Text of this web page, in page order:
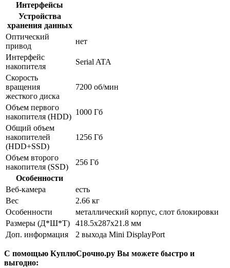
Интерфейсы
Устройства
хранения данных
Оптический
привод
нет
Интерфейс
накопителя
Serial ATA
Скорость
вращения
жесткого диска
7200 об/мин
Объем первого
накопителя (HDD)
1000 Гб
Общий объем
накопителей
(HDD+SSD)
1256 Гб
Объем второго
накопителя (SSD)
256 Гб
Особенности
Веб-камера
есть
Вес
2.66 кг
Особенности
металлический корпус, слот блокировки
Размеры (Д*Ш*Т)
418.5x287x21.8 мм
Доп. информация
2 выхода Mini DisplayPort
С помощью КуплюСрочно.ру Вы можете быстро и
выгодно: